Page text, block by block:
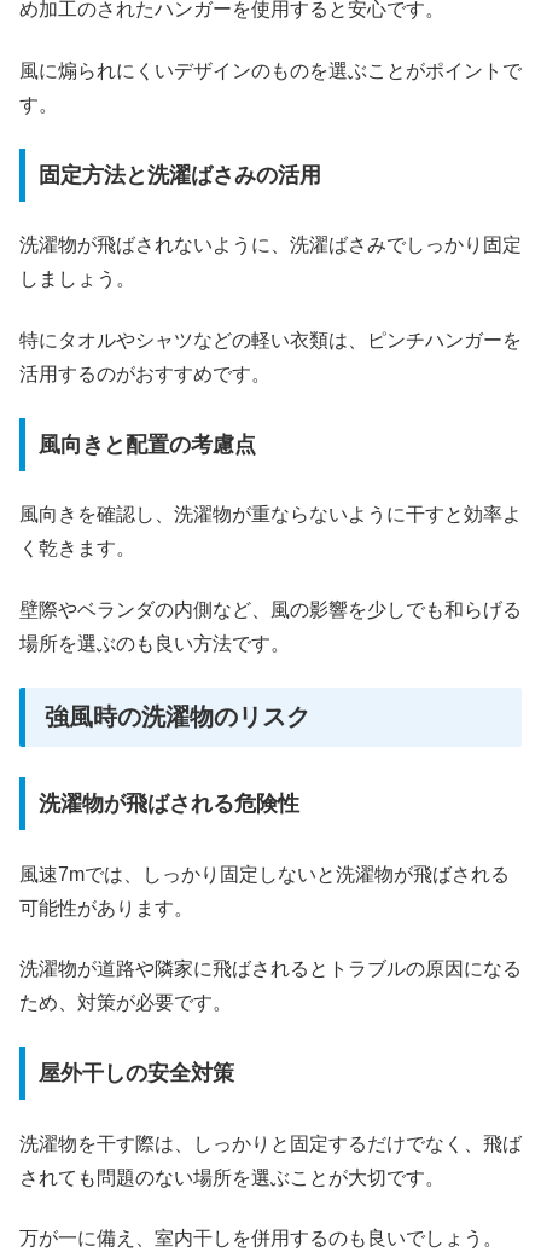
め加工のされたハンガーを使用すると安心です。
風に煽られにくいデザインのものを選ぶことがポイントで
す。
固定方法と洗濯ばさみの活用
洗濯物が飛ばされないように、洗濯ばさみでしっかり固定
しましょう。
特にタオルやシャツなどの軽い衣類は、ピンチハンガーを
活用するのがおすすめです。
風向きと配置の考慮点
風向きを確認し、洗濯物が重ならないように干すと効率よ
く乾きます。
壁際やベランダの内側など、風の影響を少しでも和らげる
場所を選ぶのも良い方法です。
強風時の洗濯物のリスク
洗濯物が飛ばされる危険性
風速7mでは、しっかり固定しないと洗濯物が飛ばされる
可能性があります。
洗濯物が道路や隣家に飛ばされるとトラブルの原因になる
ため、対策が必要です。
屋外干しの安全対策
洗濯物を干す際は、しっかりと固定するだけでなく、飛ば
されても問題のない場所を選ぶことが大切です。
万が一に備え、室内干しを併用するのも良いでしょう。